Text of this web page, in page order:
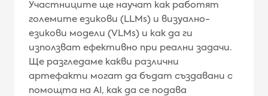
Участниците ще научат как работят
големите езикови (LLMs) и визуално-
езикови модели (VLMs) и как да ги
използват ефективно при реални задачи.
Ще разгледаме какви различни
артефакти могат да бъдат създавани с
помощта на AI, как да се подава